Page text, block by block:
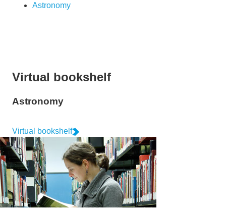
Astronomy
Virtual bookshelf
Astronomy
Virtual bookshelf